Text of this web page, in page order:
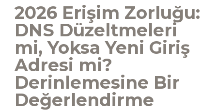
2026 Erişim Zorluğu:
DNS Düzeltmeleri
mi, Yoksa Yeni Giriş
Adresi mi?
Derinlemesine Bir
Değerlendirme